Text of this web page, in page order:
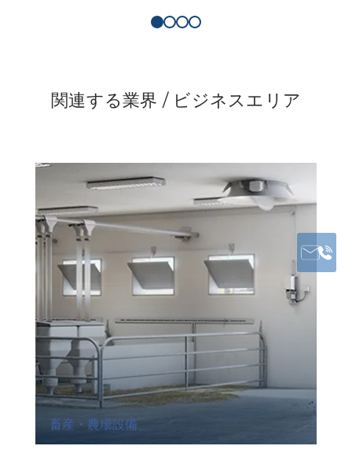
関連する業界 / ビジネスエリア
畜産・農場設備